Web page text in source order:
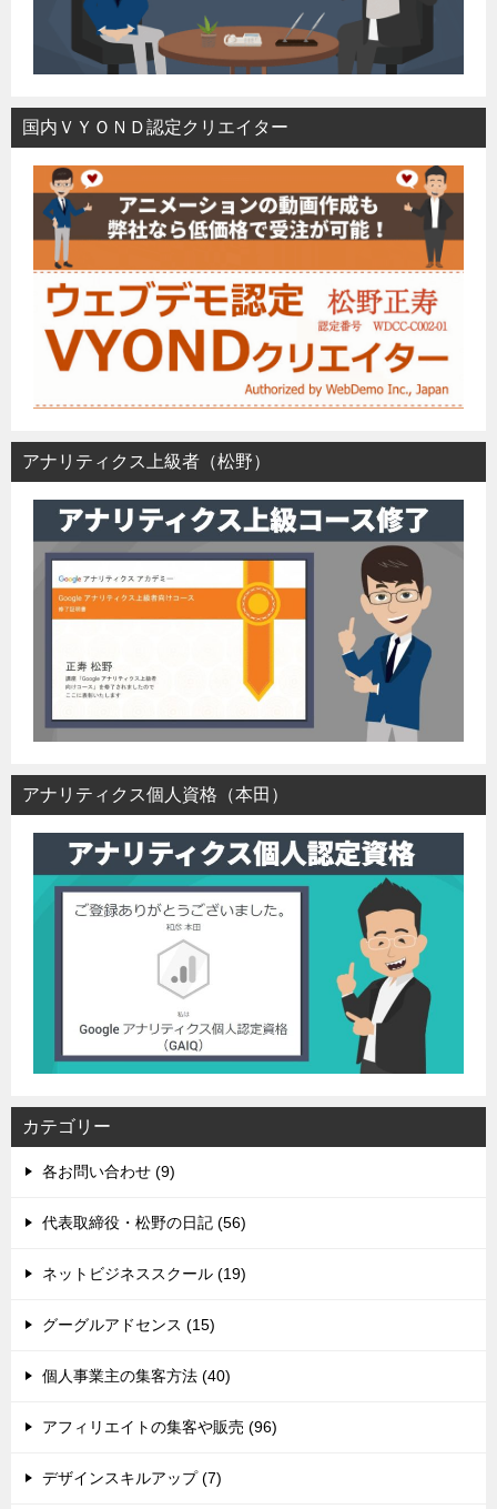
国内ＶＹＯＮＤ認定クリエイター
アナリティクス上級者（松野）
アナリティクス個人資格（本田）
カテゴリー
各お問い合わせ (9)
代表取締役・松野の日記 (56)
ネットビジネススクール (19)
グーグルアドセンス (15)
個人事業主の集客方法 (40)
アフィリエイトの集客や販売 (96)
デザインスキルアップ (7)